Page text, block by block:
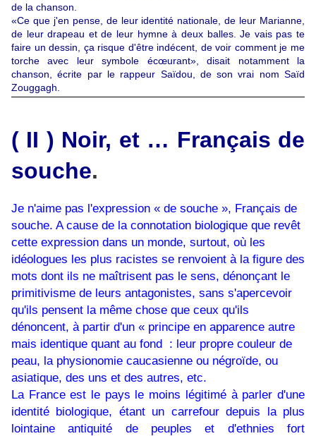
de la chanson.
«Ce que j'en pense, de leur identité nationale, de leur Marianne,
de leur drapeau et de leur hymne à deux balles. Je vais pas te
faire un dessin, ça risque d'être indécent, de voir comment je me
torche avec leur symbole écœurant», disait notamment la
chanson, écrite par le rappeur Saïdou, de son vrai nom Saïd
Zouggagh.
( II ) Noir, et … Français de
souche.
Je n'aime pas l'expression « de souche », Français de
souche. A cause de la connotation biologique que revêt
cette expression dans un monde, surtout, où les
idéologues les plus racistes se renvoient à la figure des
mots dont ils ne maîtrisent pas le sens, dénonçant le
primitivisme de leurs antagonistes, sans s'apercevoir
qu'ils pensent la même chose que ceux qu'ils
dénoncent, à partir d'un « principe en apparence autre
mais identique quant au fond : leur propre couleur de
peau, la physionomie caucasienne ou négroïde, ou
asiatique, des uns et des autres, etc.
La France est le pays le moins légitimé à parler d'une
identité biologique, étant un carrefour depuis la plus
lointaine antiquité de peuples et d'ethnies fort